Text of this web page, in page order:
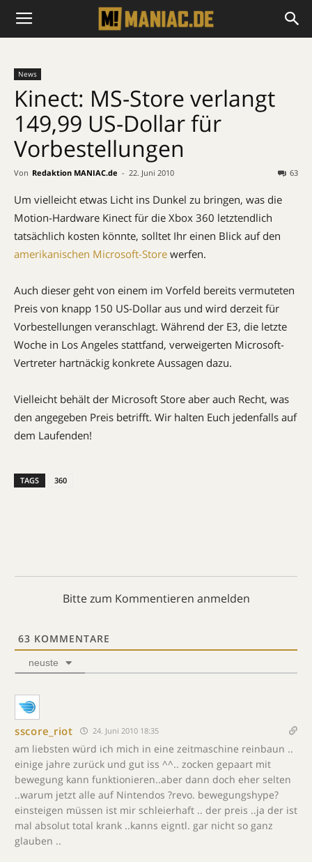
News
Kinect: MS-Store verlangt
149,99 US-Dollar für
Vorbestellungen
Von Redaktion MANIAC.de - 22. Juni 2010 63
Um vielleicht etwas Licht ins Dunkel zu bringen, was die
Motion-Hardware Kinect für die Xbox 360 letztendlich
tatsächlich kosten könnte, solltet Ihr einen Blick auf den
amerikanischen Microsoft-Store werfen.
Auch dieser geht von einem im Vorfeld bereits vermuteten
Preis von knapp 150 US-Dollar aus und wird derzeit für
Vorbestellungen veranschlagt. Während der E3, die letzte
Woche in Los Angeles stattfand, verweigerten Microsoft-
Vertreter hartnäckig konkrete Aussagen dazu.
Vielleicht behält der Microsoft Store aber auch Recht, was
den angegeben Preis betrifft. Wir halten Euch jedenfalls auf
dem Laufenden!
TAGS 360
Bitte zum Kommentieren anmelden
63 KOMMENTARE
neuste
sscore_riot 24. Juni 2010 18:35
am liebsten würd ich mich in eine zeitmaschine reinbaun ..
einige jahre zurück und gut iss ^^.. zocken gepaart mit
bewegung kann funktionieren..aber dann doch eher selten
..warum jetzt alle auf Nintendos ?revo. bewegungshype?
einsteigen müssen ist mir schleierhaft .. der preis ..ja der ist
mal absolut total krank ..kanns eigntl. gar nicht so ganz
glauben ..